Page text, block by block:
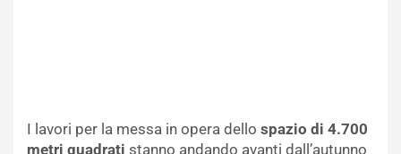
I lavori per la messa in opera dello spazio di 4.700
metri quadrati stanno andando avanti dall’autunno